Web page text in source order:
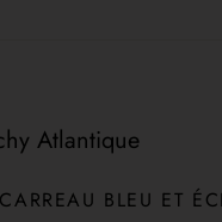
Atlantique
BLEU ET